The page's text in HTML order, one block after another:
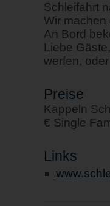
Schleifahrt
Wir machen
An Bord
Liebe
werfen,
Preise
Kappeln
€ Single
Links